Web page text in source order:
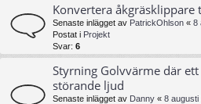
Konvertera åkgräsklippare
Senaste inlägget av PatrickOhlson « 8
Postat i Projekt
Svar: 6
Styrning Golvvärme där
störande ljud
Senaste inlägget av Danny « 8 augusti